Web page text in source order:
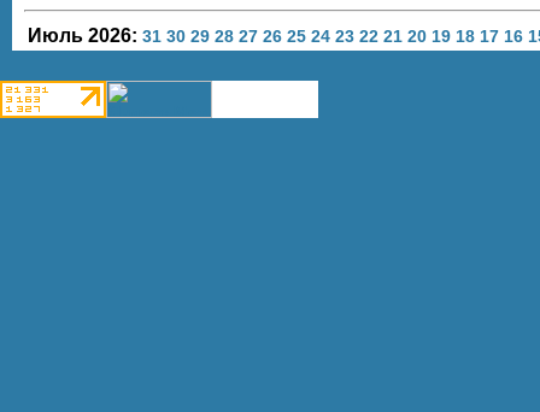
Июль 2026: 31 30 29 28 27 26 25 24 23 22 21 20 19 18 17 16